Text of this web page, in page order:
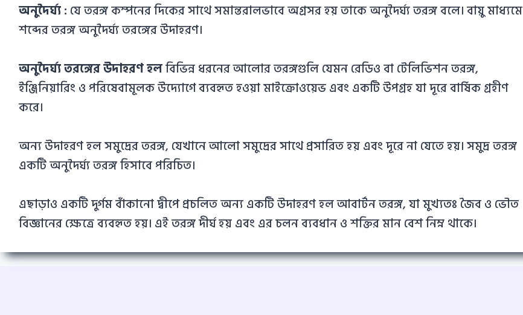
অনুদৈর্ঘ্য : যে তরঙ্গ কম্পনের দিকের সাথে সমান্তরালভাবে অগ্রসর হয় তাকে অনুদৈর্ঘ্য তরঙ্গ বলে। বায়ু মাধ্যমে
শব্দের তরঙ্গ অনুদৈর্ঘ্য তরঙ্গের উদাহরণ।
অনুদৈর্ঘ্য তরঙ্গের উদাহরণ হলবিভিন্ন ধরনের আলোর তরঙ্গগুলি যেমন রেডিও বা টেলিভিশন তরঙ্গ,
ইঞ্জিনিয়ারিং ও পরিষেবামূলক উদ্যোগে ব্যবহৃত হওয়া মাইক্রোওয়েভ এবং একটি উপগ্রহ যা দূরে বার্ষিক গ্রহীণ
করে।
অন্য উদাহরণ হল সমুদ্রের তরঙ্গ, যেখানে আলো সমুদ্রের সাথে প্রসারিত হয় এবং দূরে না যেতে হয়। সমুদ্র তরঙ্গ
একটি অনুদৈর্ঘ্য তরঙ্গ হিসাবে পরিচিত।
এছাড়াও একটি দুর্গম বাঁকানো দ্বীপে প্রচলিত অন্য একটি উদাহরণ হল আবার্টন তরঙ্গ, যা মুখ্যতঃ জৈব ও ভৌত
বিজ্ঞানের ক্ষেত্রে ব্যবহৃত হয়। এই তরঙ্গ দীর্ঘ হয় এবং এর চলন ব্যবধান ও শক্তির মান বেশ নিম্ন থাকে।